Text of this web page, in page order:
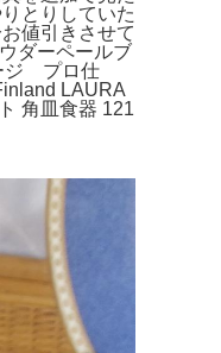
とりしていた
値引きさせて
ダーペールブ
ジ プロ仕
LAURA
角皿食器 121